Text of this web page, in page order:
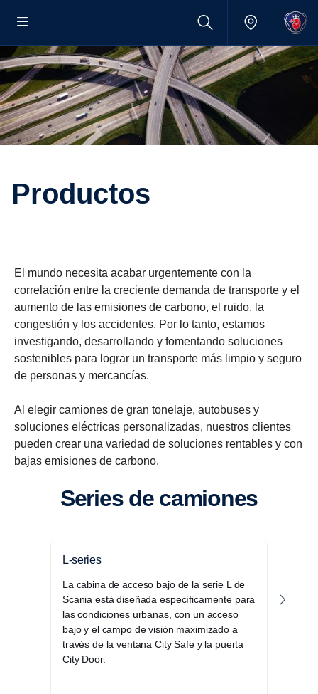
Productos
El mundo necesita acabar urgentemente con la
correlación entre la creciente demanda de transporte y el
aumento de las emisiones de carbono, el ruido, la
congestión y los accidentes. Por lo tanto, estamos
investigando, desarrollando y fomentando soluciones
sostenibles para lograr un transporte más limpio y seguro
de personas y mercancías.
Al elegir camiones de gran tonelaje, autobuses y
soluciones eléctricas personalizadas, nuestros clientes
pueden crear una variedad de soluciones rentables y con
bajas emisiones de carbono.
Series de camiones
L-series
La cabina de acceso bajo de la serie L de
Scania está diseñada específicamente para
las condiciones urbanas, con un acceso
bajo y el campo de visión maximizado a
través de la ventana City Safe y la puerta
City Door.